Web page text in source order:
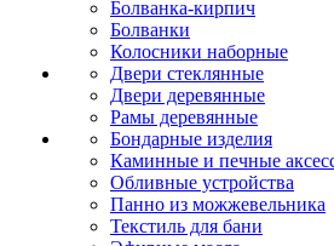
Болванка-кирпич
Болванки
Колосники наборные
Двери стеклянные
Двери деревянные
Рамы деревянные
Бондарные изделия
Каминные и печные
Обливные устройства
Панно из можжевельника
Текстиль для бани